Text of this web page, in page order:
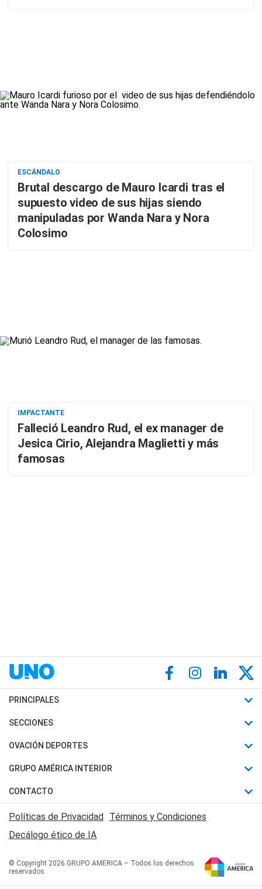
ESCÁNDALO
Brutal descargo de Mauro Icardi tras el
supuesto video de sus hijas siendo
manipuladas por Wanda Nara y Nora
Colosimo
IMPACTANTE
Falleció Leandro Rud, el ex manager de
Jesica Cirio, Alejandra Maglietti y más
famosas
PRINCIPALES
Últimas Noticias
Política
Judiciales
Economia
SECCIONES
Horóscopo
Motores
Trucos caseros
Series y Películas
Edictos y Solicitadas
OVACIÓN DEPORTES
Fútbol
Mundial
Automovilismo
Rugby
Básquet
GRUPO AMÉRICA INTERIOR
Canal 7 en Vivo
San Juan 8
CONTACTO
Acerca de Nosotros
Contactanos
Políticas de Privacidad Términos y Condiciones
Decálogo ético de IA
© Copyright 2026 GRUPO AMERICA – Todos los derechos
reservados